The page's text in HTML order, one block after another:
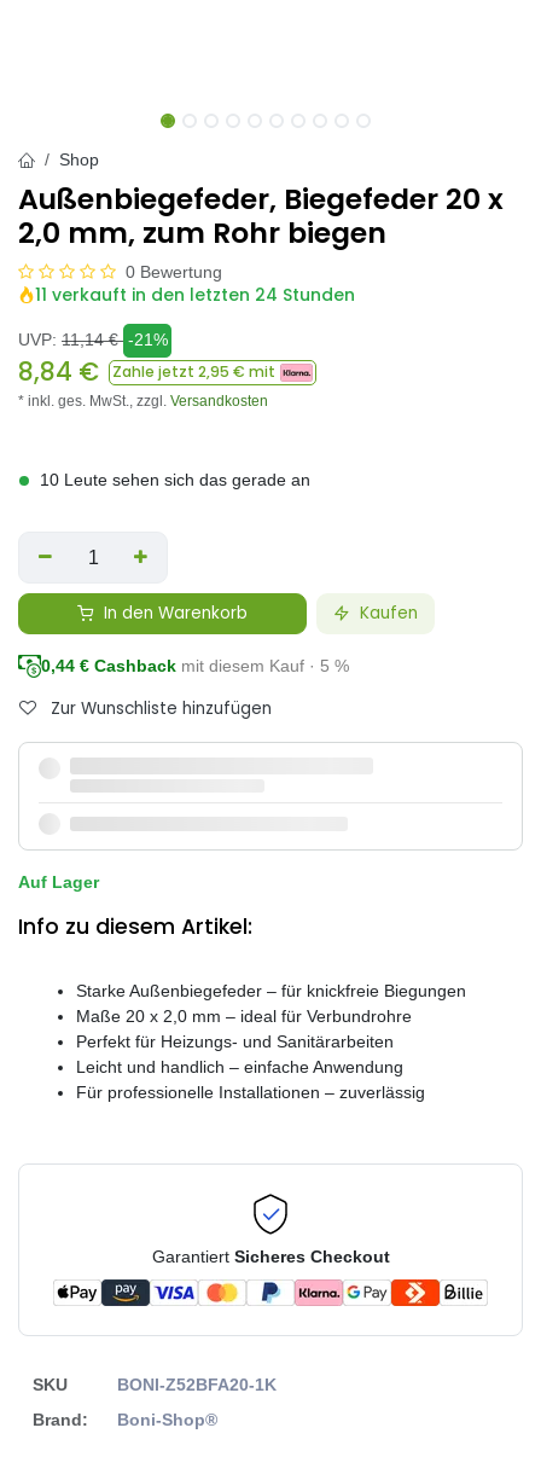
Shop
Außenbiegefeder, Biegefeder 20 x
2,0 mm, zum Rohr biegen
0 Bewertung
11 verkauft in den letzten 24 Stunden
UVP: 11,14€ -21%
8,84 € Zahle jetzt 2,95 € mit
* inkl. ges. MwSt., zzgl. Versandkosten
10 Leute sehen sich das gerade an
In den Warenkorb Kaufen
0,44 € Cashback mit diesem Kauf · 5 %
Zur Wunschliste hinzufügen
Auf Lager
Info zu diesem Artikel:
Starke Außenbiegefeder – für knickfreie Biegungen
Maße 20 x 2,0 mm – ideal für Verbundrohre
Perfekt für Heizungs- und Sanitärarbeiten
Leicht und handlich – einfache Anwendung
Für professionelle Installationen – zuverlässig
Garantiert Sicheres Checkout
SKU
BONI-Z52BFA20-1K
Brand:
Boni-Shop®